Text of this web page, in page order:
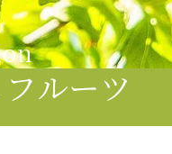
ルーツ